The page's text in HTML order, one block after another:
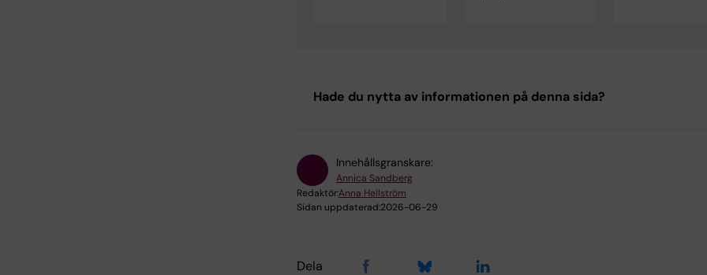
Hade du nytta av informationen på denna sida?
Innehållsgranskare:
Annica Sandberg
Redaktör:Anna Hellström
Sidan uppdaterad:2026-06-29
Dela